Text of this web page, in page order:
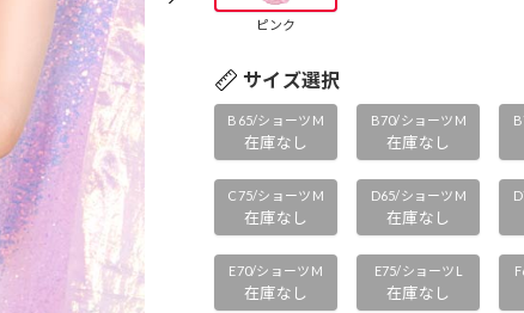
ピンク
サイズ選択
B65/ショーツM
在庫なし
B70/ショーツM
在庫なし
C75/ショーツM
在庫なし
D65/ショーツM
在庫なし
E70/ショーツM
在庫なし
E75/ショーツL
在庫なし